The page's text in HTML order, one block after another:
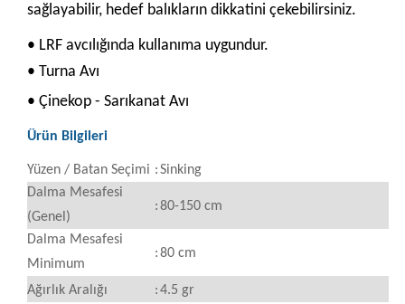
sağlayabilir, hedef balıkların dikkatini çekebilirsiniz.
• LRF avcılığında kullanıma uygundur.
• Turna Avı
• Çinekop - Sarıkanat Avı
Ürün Bilgileri
Yüzen / Batan Seçimi :Sinking
Dalma Mesafesi
(Genel)
:80-150 cm
Dalma Mesafesi
Minimum
:80 cm
Ağırlık Aralığı :4.5 gr